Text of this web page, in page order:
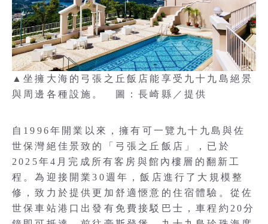
▲坐擁大海的弓張之丘飯店能享受九十九島絕景
與周邊各種設施。 圖：長崎縣／提供
自1996年開業以來，擁有可一覽九十九島與佐
世保灣絕佳景致的「弓張之丘飯店」，已於
2025年4月完成所有客房與館內樓層的翻新工
程。為迎接開業30週年，飯店進行了大規模整
修，致力於提供更加舒適愜意的住宿體驗。從佐
世保車站港口出發有免費接駁巴士，車程約20分